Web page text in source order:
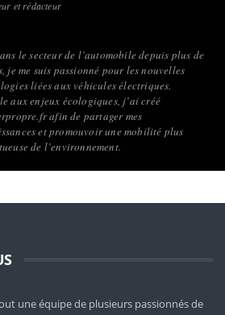
et rédacteur
le secteur de l’automobile depuis plus de
je me suis passionné pour les nouvelles
liées aux véhicules électriques.
aux enjeux écologiques, j’ai créé
afin de partager mes
et promouvoir une mobilité plus
de l’environnement.
une équipe de plusieurs passionnés de